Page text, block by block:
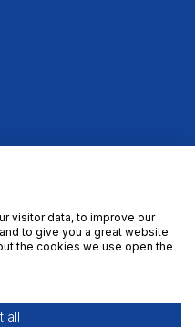
visitor data, to improve our
to give you a great website
the cookies we use open the